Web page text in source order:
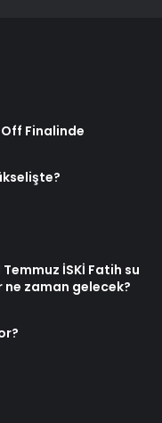
Finalinde
İSKİ Fatih su
zaman gelecek?